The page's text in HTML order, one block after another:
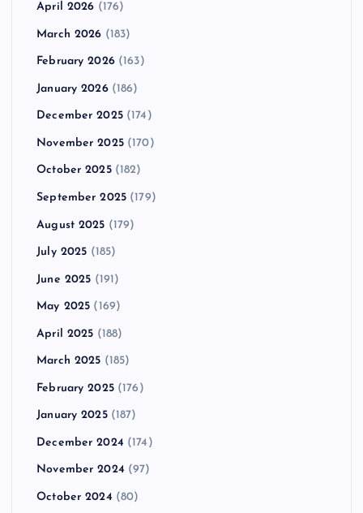
April 2026 (176)
March 2026 (183)
February 2026(163)
January 2026(186)
December 2025(174)
November 2025(170)
October 2025(182)
September 2025 (179)
August 2025 (179)
July 2025 (185)
June 2025 (191)
May 2025 (169)
April 2025 (188)
March 2025 (185)
February 2025(176)
January 2025(187)
December 2024 (174)
November 2024 (97)
October 2024 (80)